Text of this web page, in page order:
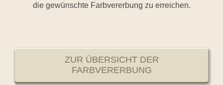
die gewünschte Farbvererbung zu erreichen.
ZUR ÜBERSICHT DER
FARBVERERBUNG